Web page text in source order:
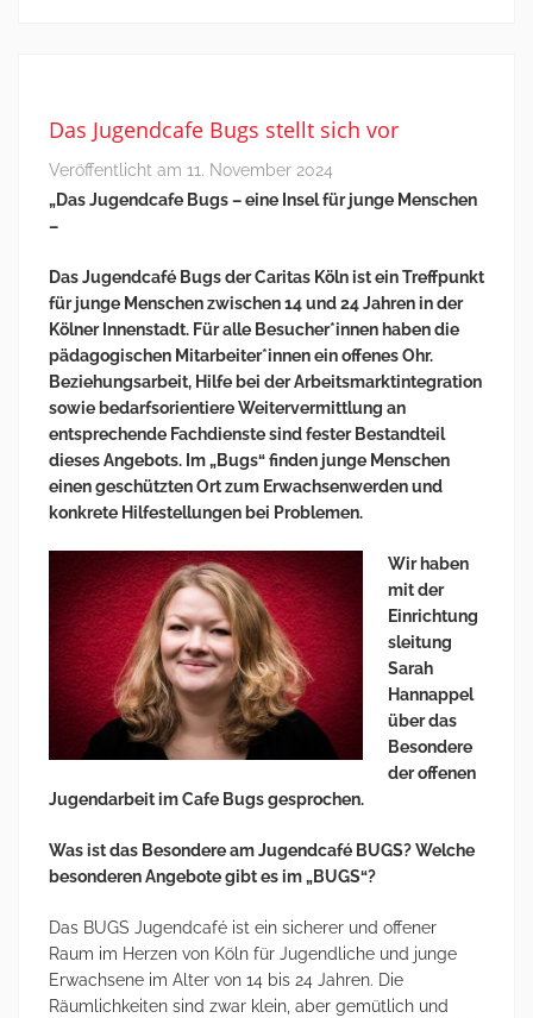
Das Jugendcafe Bugs stellt sich vor
Veröffentlicht am 11. November 2024
„Das Jugendcafe Bugs – eine Insel für junge Menschen
–
Das Jugendcafé Bugs der Caritas Köln ist ein Treffpunkt
für junge Menschen zwischen 14 und 24 Jahren in der
Kölner Innenstadt. Für alle Besucher*innen haben die
pädagogischen Mitarbeiter*innen ein offenes Ohr.
Beziehungsarbeit, Hilfe bei der Arbeitsmarktintegration
sowie bedarfsorientiere Weitervermittlung an
entsprechende Fachdienste sind fester Bestandteil
dieses Angebots. Im „Bugs“ finden junge Menschen
einen geschützten Ort zum Erwachsenwerden und
konkrete Hilfestellungen bei Problemen.
Wir haben
mit der
Einrichtung
sleitung
Sarah
Hannappel
über das
Besondere
der offenen
Jugendarbeit im Cafe Bugs gesprochen.
Was ist das Besondere am Jugendcafé BUGS? Welche
besonderen Angebote gibt es im „BUGS“?
Das BUGS Jugendcafé ist ein sicherer und offener
Raum im Herzen von Köln für Jugendliche und junge
Erwachsene im Alter von 14 bis 24 Jahren. Die
Räumlichkeiten sind zwar klein, aber gemütlich und